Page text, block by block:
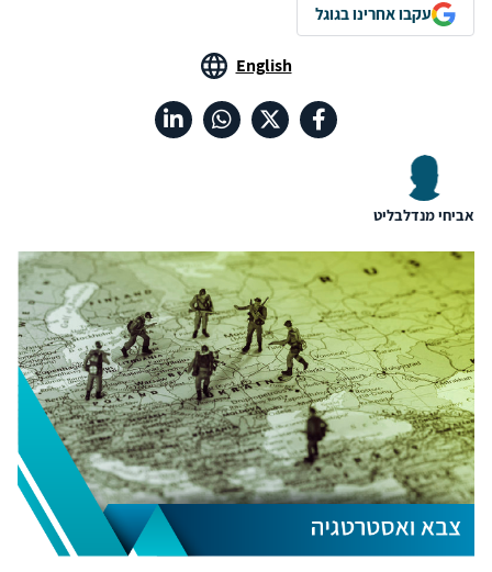
עקבו אחרינו בגוגל
English
אביחי מנדלבליט